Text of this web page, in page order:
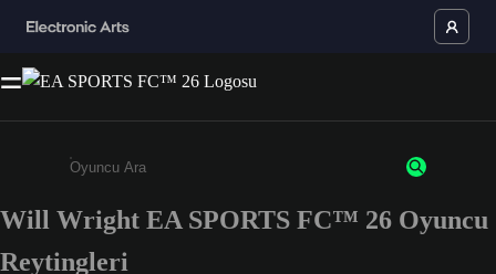
Enter a minimum of 3 characters or numbers
Will Wright EA SPORTS FC™ 26 Oyuncu
Reytingleri